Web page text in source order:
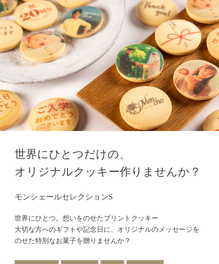
世界にひとつだけの、
オリジナルクッキー作りませんか？
モンシェールセレクションS
世界にひとつ。想いをのせたプリントクッキー
大切な方へのギフトや記念日に、オリジナルのメッセージを
のせた特別なお菓子を贈りませんか？